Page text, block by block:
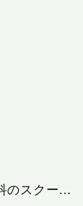
のスクー…